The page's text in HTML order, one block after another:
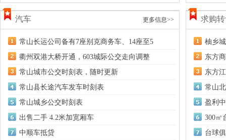
汽车 更多信息>>
常山长运公司备有7座别克商务车、14座至5
衢州双港大桥开通，603城际公交走向调整
常山城市公交时刻表，随时更新
常山县长途汽车发车时刻表
常山城乡公交时刻表
出售二手 4.2米加宽厢车
中顺车抵贷
求购
柚乡
东方
东方
常山
盈利
300㎡
台球